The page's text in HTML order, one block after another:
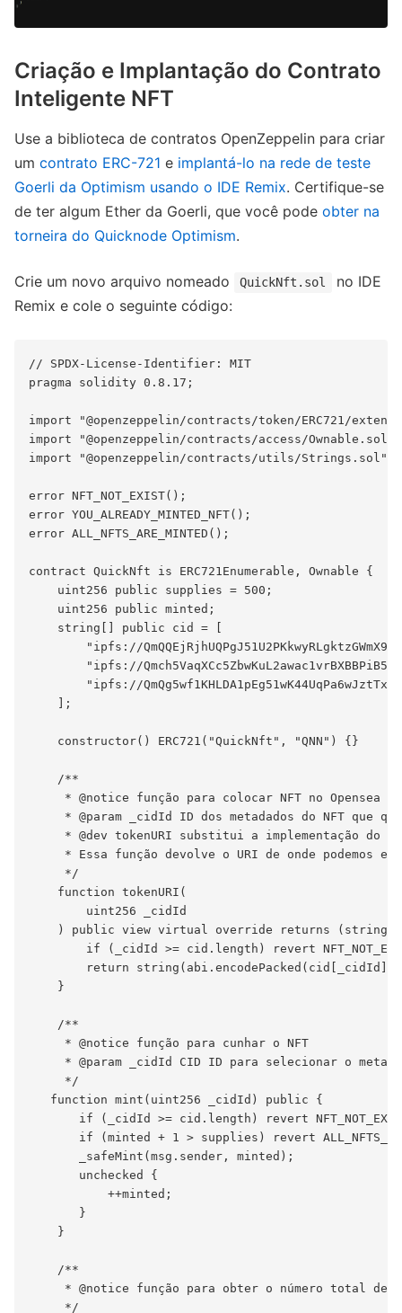
Criação e Implantação do Contrato
Inteligente NFT
Use a biblioteca de contratos OpenZeppelin para criar
um contrato ERC-721 e implantá-lo na rede de teste
Goerli da Optimism usando o IDE Remix. Certifique-se
de ter algum Ether da Goerli, que você pode obter na
torneira do Quicknode Optimism.
Crie um novo arquivo nomeado QuickNft.sol
no IDE
Remix e cole o seguinte código:
// SPDX-License-Identifier: MIT
pragma solidity 0.8.17;
import "@openzeppelin/contracts/token/ERC721/
import "@openzeppelin/contracts/access/Ownable.sol";
import "@openzeppelin/contracts/utils/Strings.sol";
error NFT_NOT_EXIST();
error YOU_ALREADY_MINTED_NFT();
error ALL_NFTS_ARE_MINTED();
contract QuickNft is ERC721Enumerable, Ownable {
    uint256 public supplies = 500;
    uint256 public minted;
    string[] public cid = [
"ipfs://
"ipfs://
"ipfs://
    ];
    constructor() ERC721("QuickNft", "QNN") {}
    /**
     * @notice função para colocar NFT no Opensea
* @param _cidId ID dos metadados do NFT que
* @dev tokenURI substitui a implementação do
* Essa função devolve o URI de onde podemos
     */
    function tokenURI(
        uint256 _cidId
) public view virtual override returns (string
if (_cidId >= cid.length) revert
return
    }
    /**
     * @notice função para cunhar o NFT
* @param _cidId CID ID para selecionar o
     */
   function mint(uint256 _cidId) public {
if (_cidId >= cid.length) revert
if (minted + 1 > supplies) revert
       _safeMint(msg.sender, minted);
       unchecked {
           ++minted;
       }
    }
    /**
* @notice função para obter o número total de
     */